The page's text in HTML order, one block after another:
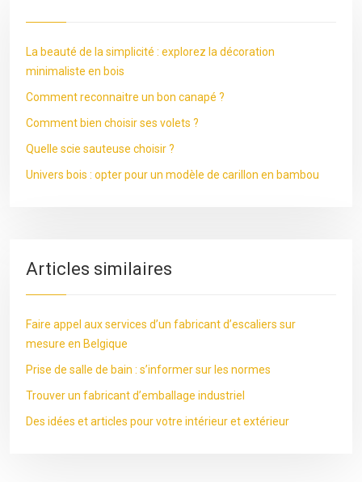
La beauté de la simplicité : explorez la décoration
minimaliste en bois
Comment reconnaitre un bon canapé ?
Comment bien choisir ses volets ?
Quelle scie sauteuse choisir ?
Univers bois : opter pour un modèle de carillon en bambou
Articles similaires
Faire appel aux services d’un fabricant d’escaliers sur
mesure en Belgique
Prise de salle de bain : s’informer sur les normes
Trouver un fabricant d’emballage industriel
Des idées et articles pour votre intérieur et extérieur